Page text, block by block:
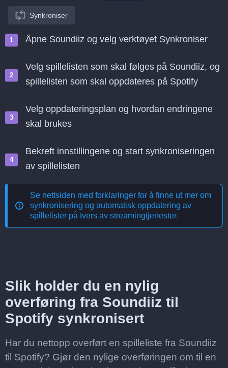
Synkroniser
Åpne Soundiiz og velg verktøyet Synkroniser
Velg spillelisten som skal følges på Soundiiz, og
spillelisten som skal oppdateres på Spotify
Velg oppdateringsplan og hvordan endringene
skal brukes
Bekreft innstillingene og start synkroniseringen
av spillelisten
Se nettsiden med forklaringer for å finne ut mer om
synkronisering og automatisk oppdatering av
spillelister på tvers av streamingtjenester.
Slik holder du en nylig
overføring fra Soundiiz til
Spotify synkronisert
Har du nettopp overført en spilleliste fra Soundiiz
til Spotify? Gjør den nylige overføringen om til en